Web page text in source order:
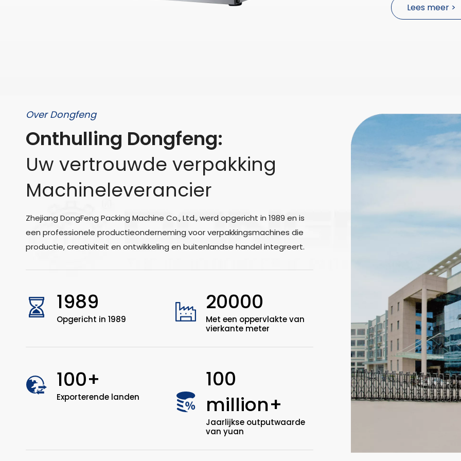
Lees meer >
Lees meer >
Lees meer >
Lees meer >
Lees meer >
Over Dongfeng
Onthulling Dongfeng:
Uw vertrouwde verpakking
Machineleverancier
Zhejiang DongFeng Packing Machine Co., Ltd., werd opgericht in 1989 en is
een professionele productieonderneming voor verpakkingsmachines die
productie, creativiteit en ontwikkeling en buitenlandse handel integreert.
1989
Opgericht in 1989
20000
Met een oppervlakte van
vierkante meter
100+
Exporterende landen
100
million+
Jaarlijkse outputwaarde
van yuan